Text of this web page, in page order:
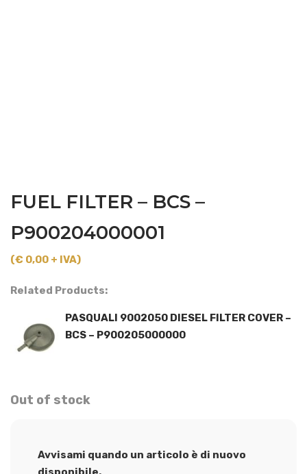
FUEL FILTER – BCS –
P900204000001
(€ 0,00 + IVA)
Related Products:
PASQUALI 9002050 DIESEL FILTER COVER –
BCS – P900205000000
Out of stock
Avvisami quando un articolo è di nuovo